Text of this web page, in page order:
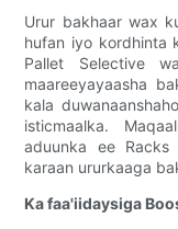
Urur bakhaar wax
hufan iyo kordhinta
Pallet Selective
maareeyayaasha
kala
isticmaalka.
aduunka ee
karaan ururkaaga
Ka faa'iidaysiga